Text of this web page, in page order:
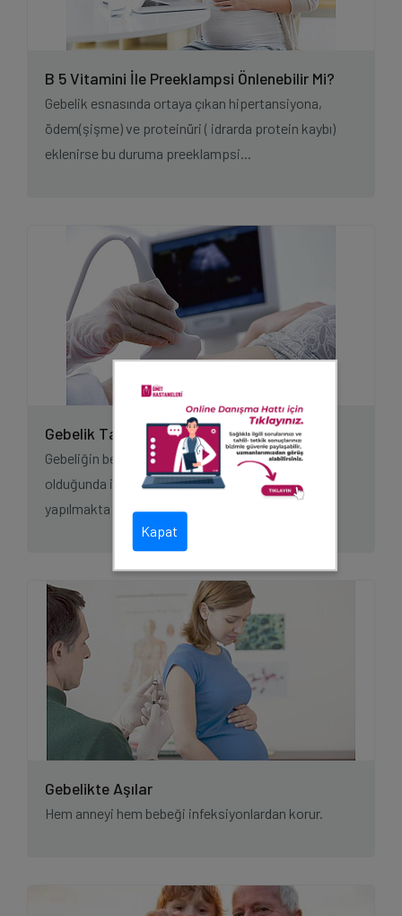
Kapat
B 5 Vitamini İle Preeklampsi Önlenebilir Mi?
Gebelik esnasında ortaya çıkan hipertansiyona,
ödem(şişme) ve proteinüri ( idrarda protein kaybı)
eklenirse bu duruma preeklampsi...
Gebelik Takibi Nasıl Yapılır?
Gebeliğin beklendiği kadınlarda, adet gecikmesi
olduğunda idrarda yada kanda gebelik testleri
yapılmakta ve bu testlerin sonuçları...
Gebelikte Aşılar
Hem anneyi hem bebeği infeksiyonlardan korur.